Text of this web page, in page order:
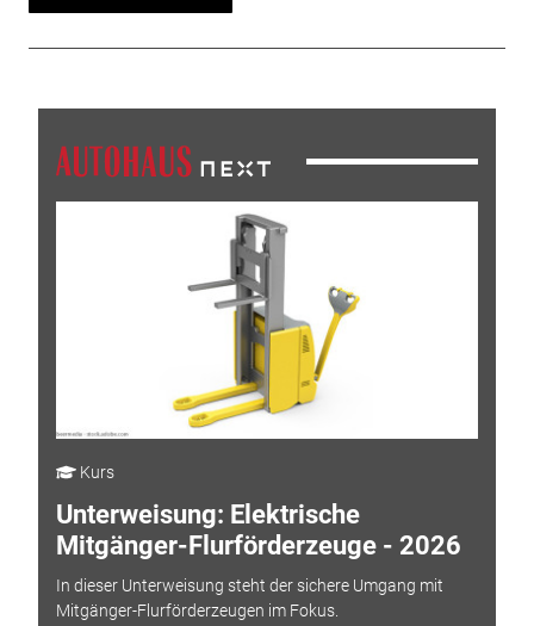
Kurs
Unterweisung: Elektrische
Mitgänger-Flurförderzeuge - 2026
In dieser Unterweisung steht der sichere Umgang mit
Mitgänger-Flurförderzeugen im Fokus.